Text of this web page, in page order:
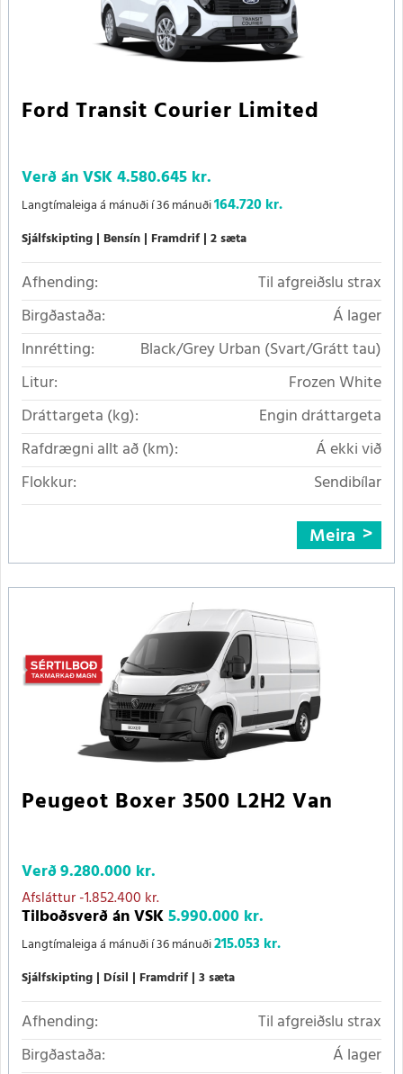
Ford Transit Courier Limited
Verð án VSK4.580.645 kr.
Langtímaleiga á mánuði í 36 mánuði164.720 kr.
Sjálfskipting Bensín Framdrif 2 sæta
Afhending:
Til afgreiðslu strax
Birgðastaða:
Á lager
Innrétting:
Black/Grey Urban (Svart/Grátt tau)
Litur:
Frozen White
Dráttargeta (kg):
Engin dráttargeta
Rafdrægni allt að (km):
Á ekki við
Flokkur:
Sendibílar
Meira
Peugeot Boxer 3500 L2H2 Van
Verð9.280.000 kr.
Afsláttur-1.852.400 kr.
Tilboðsverð án VSK5.990.000 kr.
Langtímaleiga á mánuði í 36 mánuði215.053 kr.
Sjálfskipting Dísil Framdrif 3 sæta
Afhending:
Til afgreiðslu strax
Birgðastaða:
Á lager